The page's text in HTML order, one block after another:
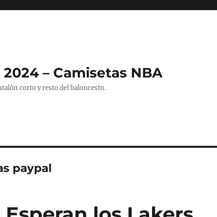
– Camisetas NBA
corto y resto del baloncesto.
paypal